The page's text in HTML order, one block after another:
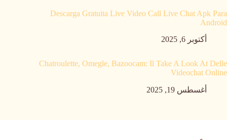
Descarga Gratuita Live Video Call Live Chat Apk Para
Android
أكتوبر 6, 2025
Chatroulette, Omegle, Bazoocam: Il Take A Look At Delle
Videochat Online
أغسطس 19, 2025